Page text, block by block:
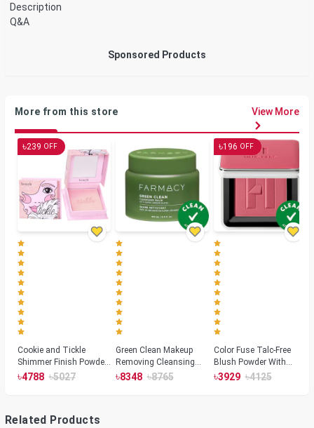
Description
Q&A
Sponsored Products
More from this store View More
৳239 OFF
Cookie and Tickle
Shimmer Finish Powder
Highlighters
৳4788 ৳5027
Green Clean Makeup
Removing Cleansing
Balm
৳8348 ৳8765
৳196 OFF
Color Fuse Talc-Free
Blush Powder With
Fermented Arnica
৳3929 ৳4125
Related Products